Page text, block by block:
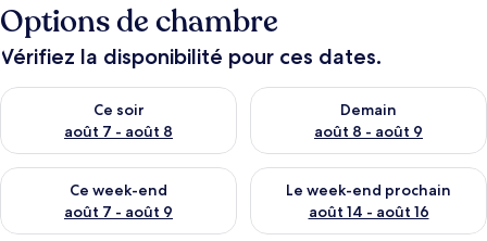
Options de chambre
Vérifiez la disponibilité pour ces dates.
Ce soir
août 7 - août 8
Vérifier la disponibilité pour ce soir août 7 - août 8
Demain
août 8 - août 9
Vérifier la disponibilité pour
Ce week-end
août 7 - août 9
Vérifier la disponibilité pour ce week-end août 7 - août 9
Le week-end prochain
août 14 - août 16
Vérifier la disponibilité pour